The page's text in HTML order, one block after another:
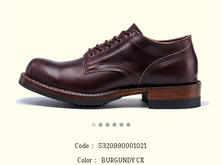
Code：
5320990001021
Color：
BURGUNDY CX